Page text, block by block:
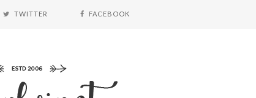
TWITTER FACEBOOK